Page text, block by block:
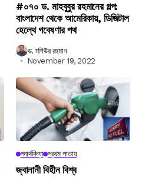
#০৭০ ড. মাহবুবুর রহমানের গল্প:
বাংলাদেশ থেকে আমেরিকায়, ডিজিটাল
হেল্থে গবেষণার পথ
ড. মশিউর রহমান
November 19, 2022
পদার্থবিদ্যা প্রথম পাতায়
জ্বালানী বিহীন বিশ্ব